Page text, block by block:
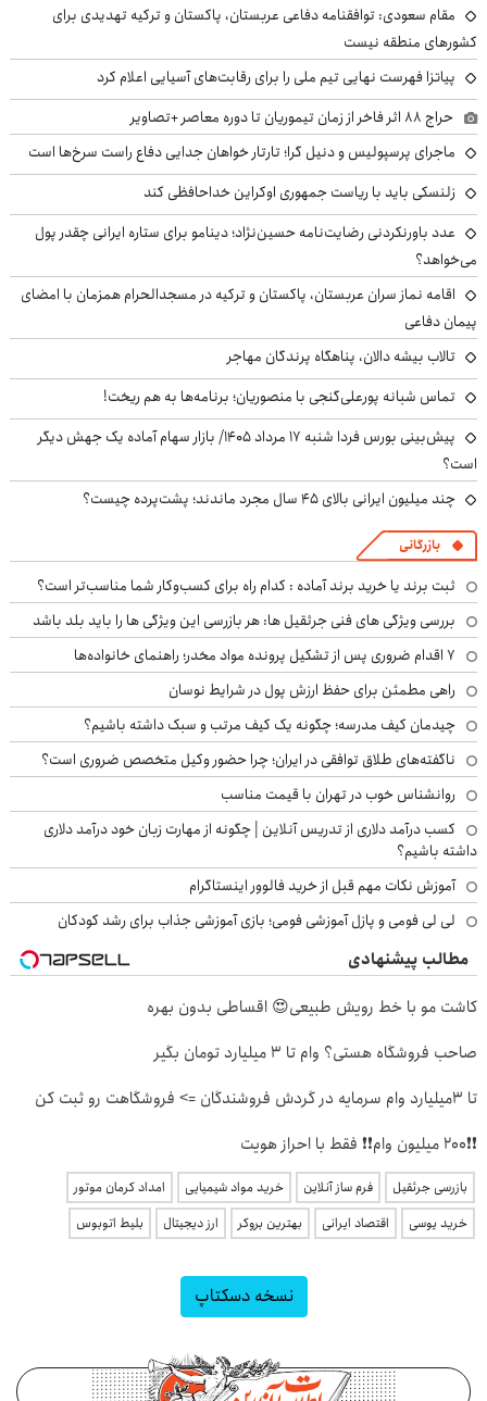
مقام سعودی: توافقنامه دفاعی عربستان، پاکستان و ترکیه تهدیدی برای
کشورهای منطقه نیست
پیاتزا فهرست نهایی تیم ملی را برای رقابت‌های آسیایی اعلام کرد
حراج ۸۸ اثر فاخر از زمان تیموریان تا دوره معاصر +تصاویر
ماجرای پرسپولیس و دنیل گرا؛ تارتار خواهان جدایی دفاع راست سرخ‌ها است
زلنسکی باید با ریاست جمهوری اوکراین خداحافظی کند
عدد باورنکردنی رضایت‌نامه حسین‌نژاد؛ دینامو برای ستاره ایرانی چقدر پول
می‌خواهد؟
اقامه نماز سران عربستان، پاکستان و ترکیه در مسجدالحرام همزمان با امضای
پیمان دفاعی
تالاب بیشه دالان، پناهگاه پرندگان مهاجر
تماس شبانه پورعلی‌گنجی با منصوریان؛ برنامه‌ها به هم ریخت!
پیش‌بینی بورس فردا شنبه ۱۷ مرداد ۱۴۰۵/ بازار سهام آماده یک جهش دیگر
است؟
چند میلیون ایرانی بالای ۴۵ سال مجرد ماندند؛ پشت‌پرده چیست؟
بازرگانی
ثبت برند یا خرید برند آماده : کدام راه برای کسب‌وکار شما مناسب‌تر است؟
بررسی ویژگی های فنی جرثقیل ها: هر بازرسی این ویژگی ها را باید بلد باشد
۷ اقدام ضروری پس از تشکیل پرونده مواد مخدر؛ راهنمای خانواده‌ها
راهی مطمئن برای حفظ ارزش پول در شرایط نوسان
چیدمان کیف مدرسه؛ چگونه یک کیف مرتب و سبک داشته باشیم؟
ناگفته‌های طلاق توافقی در ایران؛ چرا حضور وکیل متخصص ضروری است؟
روانشناس خوب در تهران با قیمت مناسب
کسب درآمد دلاری از تدریس آنلاین | چگونه از مهارت زبان خود درآمد دلاری
داشته باشیم؟
آموزش نکات مهم قبل از خرید فالوور اینستاگرام
لی لی فومی و پازل آموزشی فومی؛ بازی آموزشی جذاب برای رشد کودکان
مطالب پیشنهادی
کاشت مو با خط رویش طبیعی😍 اقساطی بدون بهره
صاحب فروشگاه هستی؟ وام تا ۳ میلیارد تومان بگیر
تا 3میلیارد وام سرمایه در گردش فروشندگان => فروشگاهت رو ثبت کن
❗❗200 میلیون وام❗❗ فقط با احراز هویت
بازرسی جرثقیل فرم ساز آنلاین خرید مواد شیمیایی
امداد کرمان موتور
خرید یوسی
اقتصاد ایرانی بهترین بروکر ارز دیجیتال بلیط اتوبوس
نسخه دسکتاپ